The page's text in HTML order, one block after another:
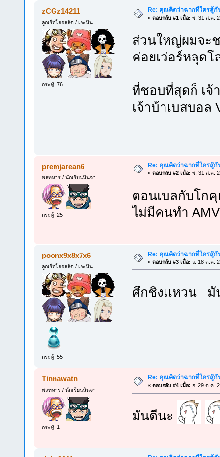
zCGz14211
ลูกเรือโจรสลัด / เกะนิน
กระทู้: 76
Re: คุณคิดว่าฉากที่ใครสู้
« ตอบกลับ #1 เมื่อ: พ. 31 ส.ค.
ส่วนใหญ่ผมจะ
ค่อยเว่อร์หลุดโ
ที่ชอบที่สุดก็ เจ้
เจ้าบ้าเบสบอ
premjarean6
พลทหาร / นักเรียนนินจา
กระทู้: 25
Re: คุณคิดว่าฉากที่ใครสู้
« ตอบกลับ #2 เมื่อ: พ. 31 ส.ค.
ตอนเบลกับโกคุ
ไม่มีคนทำ AMV
poonx9x8x7x6
ลูกเรือโจรสลัด / เกะนิน
กระทู้: 55
Re: คุณคิดว่าฉากที่ใครสู้
« ตอบกลับ #3 เมื่อ: อ. 18 ต.ค.
ศึกชิงเเหวน
Tinnawatn
พลทหาร / นักเรียนนินจา
กระทู้: 1
Re: คุณคิดว่าฉากที่ใครสู้
« ตอบกลับ #4 เมื่อ: ส. 29 ต.ค.
มันดีนะ